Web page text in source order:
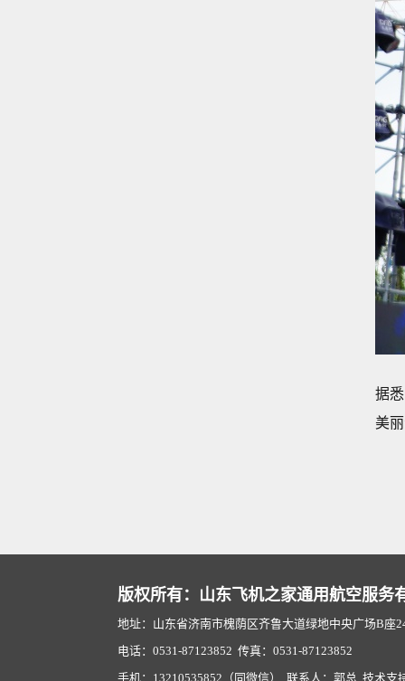
据
美
版权所有：山东飞机之家通用航空服务
地址：山东省济南市槐荫区齐鲁大道绿地中央广场B座
电话：0531-87123852 传真：0531-87123852
手机：13210535852（同微信） 联系人：郭总 技术支